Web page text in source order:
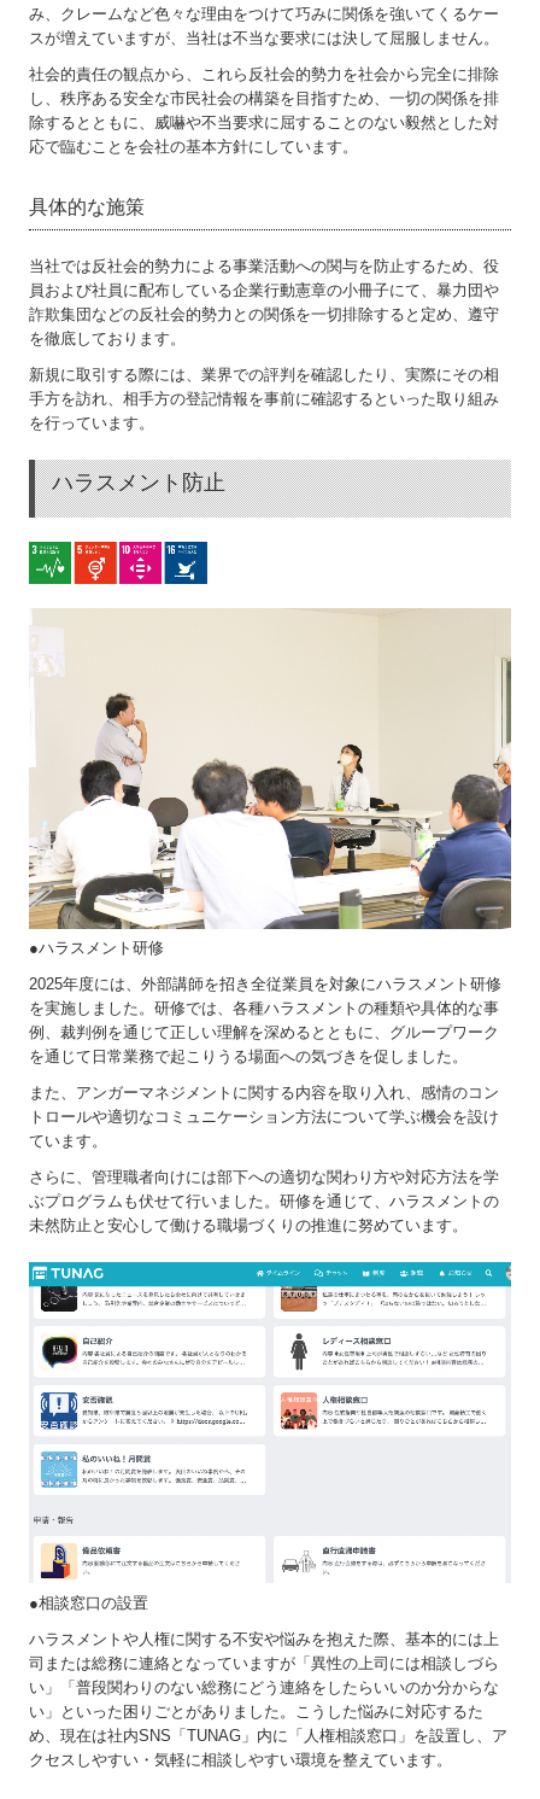
み、クレームなど色々な理由をつけて巧みに関係を強いてくるケー
スが増えていますが、当社は不当な要求には決して屈服しません。
社会的責任の観点から、これら反社会的勢力を社会から完全に排除
し、秩序ある安全な市民社会の構築を目指すため、一切の関係を排
除するとともに、威嚇や不当要求に屈することのない毅然とした対
応で臨むことを会社の基本方針にしています。
具体的な施策
当社では反社会的勢力による事業活動への関与を防止するため、役
員および社員に配布している企業行動憲章の小冊子にて、暴力団や
詐欺集団などの反社会的勢力との関係を一切排除すると定め、遵守
を徹底しております。
新規に取引する際には、業界での評判を確認したり、実際にその相
手方を訪れ、相手方の登記情報を事前に確認するといった取り組み
を行っています。
ハラスメント防止
●ハラスメント研修
2025年度には、外部講師を招き全従業員を対象にハラスメント研修
を実施しました。研修では、各種ハラスメントの種類や具体的な事
例、裁判例を通じて正しい理解を深めるとともに、グループワーク
を通じて日常業務で起こりうる場面への気づきを促しました。
また、アンガーマネジメントに関する内容を取り入れ、感情のコン
トロールや適切なコミュニケーション方法について学ぶ機会を設け
ています。
さらに、管理職者向けには部下への適切な関わり方や対応方法を学
ぶプログラムも伏せて行いました。研修を通じて、ハラスメントの
未然防止と安心して働ける職場づくりの推進に努めています。
●相談窓口の設置
ハラスメントや人権に関する不安や悩みを抱えた際、基本的には上
司または総務に連絡となっていますが「異性の上司には相談しづら
い」「普段関わりのない総務にどう連絡をしたらいいのか分からな
い」といった困りごとがありました。こうした悩みに対応するた
め、現在は社内SNS「TUNAG」内に「人権相談窓口」を設置し、ア
クセスしやすい・気軽に相談しやすい環境を整えています。